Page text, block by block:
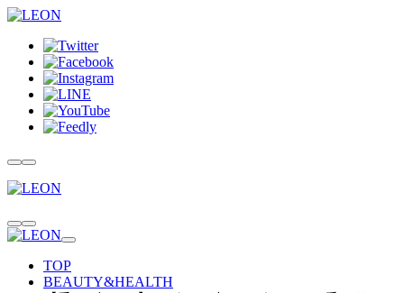
TOP
BEAUTY&HEALTH